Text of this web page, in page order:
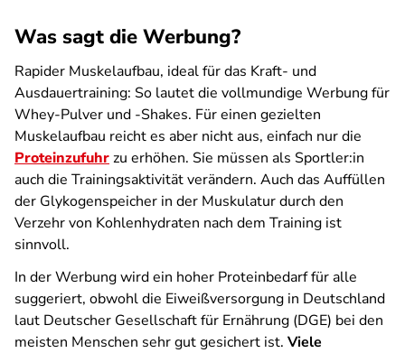
Was sagt die Werbung?
Rapider Muskelaufbau, ideal für das Kraft- und
Ausdauertraining: So lautet die vollmundige Werbung für
Whey-Pulver und -Shakes. Für einen gezielten
Muskelaufbau reicht es aber nicht aus, einfach nur die
Proteinzufuhrzu erhöhen. Sie müssen als Sportler:in
auch die Trainingsaktivität verändern. Auch das Auffüllen
der Glykogenspeicher in der Muskulatur durch den
Verzehr von Kohlenhydraten nach dem Training ist
sinnvoll.
In der Werbung wird ein hoher Proteinbedarf für alle
suggeriert, obwohl die Eiweißversorgung in Deutschland
laut Deutscher Gesellschaft für Ernährung (DGE) bei den
meisten Menschen sehr gut gesichert ist. Viele